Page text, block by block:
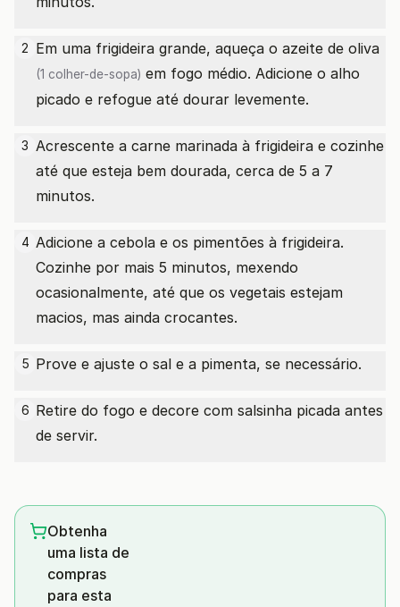
2 Em uma frigideira grande, aqueça o azeite de oliva
(1 colher-de-sopa) em fogo médio. Adicione o alho
picado e refogue até dourar levemente.
3 Acrescente a carne marinada à frigideira e cozinhe
até que esteja bem dourada, cerca de 5 a 7
minutos.
4 Adicione a cebola e os pimentões à frigideira.
Cozinhe por mais 5 minutos, mexendo
ocasionalmente, até que os vegetais estejam
macios, mas ainda crocantes.
5 Prove e ajuste o sal e a pimenta, se necessário.
6 Retire do fogo e decore com salsinha picada antes
de servir.
Obtenha
uma lista de
compras
para esta